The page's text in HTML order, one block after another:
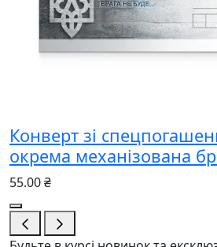
Конверт зі
окрема механізована
55.00 ₴